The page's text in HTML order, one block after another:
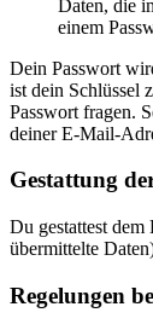
Daten, die
einem
Dein Passwort
ist dein Schlüssel
Passwort fragen.
deiner E-Mail-
Gestattung
Du gestattest
übermittelte
Regelungen